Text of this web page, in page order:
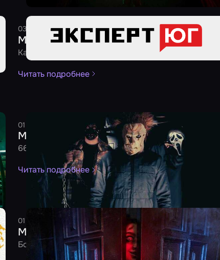
03 августа 20241 минута Редакция
Молодежь предпочитает хорроры
Как сегодня развивается индустрия квестов на Юге
Читать подробнее
01 июня 2024 4 минуты Редакция
Майские новинки от 31.05.2024
66 новых квестов ждут вашей игры!
Читать подробнее
01 апреля 2024 4 минуты Редакция
Мартовские новички от 31.03.2024
Более 80 новых квестов уже ждут вашей игры